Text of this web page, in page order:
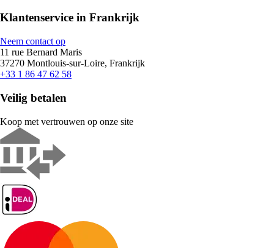
Klantenservice in Frankrijk
Neem contact op
11 rue Bernard Maris
37270 Montlouis-sur-Loire, Frankrijk
+33 1 86 47 62 58
Veilig betalen
Koop met vertrouwen op onze site